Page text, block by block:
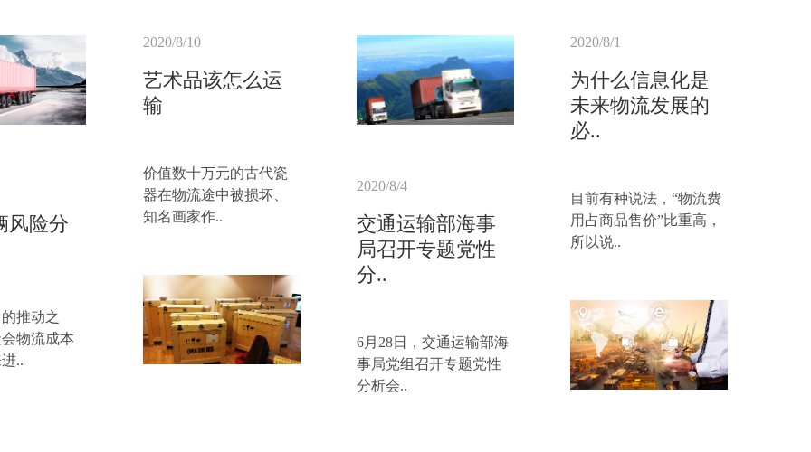
风险分
推动之
物流成本
..
2020/8/10
艺术品该怎么运
输
价值数十万元的古代瓷
器在物流途中被损坏、
知名画家作..
2020/8/4
交通运输部海事
局召开专题党性
分..
6月28日，交通运输部海
事局党组召开专题党性
分析会..
2020/8/1
为什么信息化是
未来物流发展的
必..
目前有种说法，“物流费
用占商品售价”比重高，
所以说..